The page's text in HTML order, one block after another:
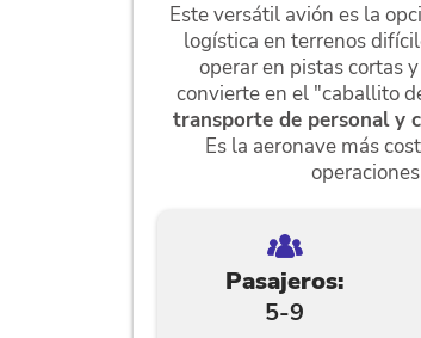
Este versátil avión es la
logística en terrenos
operar en pistas cortas
convierte en el "caballito
transporte de personal y
Es la aeronave más
Pasajeros:
5-9